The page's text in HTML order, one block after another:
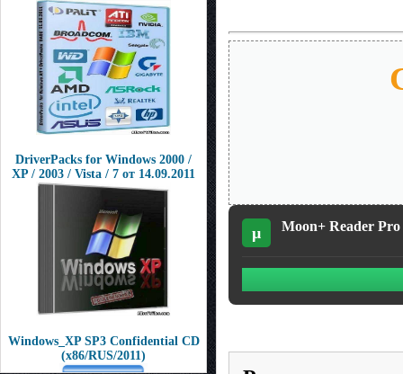
DriverPacks for Windows 2000 /
XP / 2003 / Vista / 7 от 14.09.2011
Windows_XP SP3 Confidential CD
(x86/RUS/2011)
µ Moon+ Reader